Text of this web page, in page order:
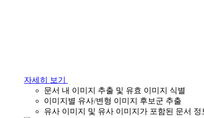
자세히 보기
문서 내 이미지 추출 및 유효 이미지 식별
이미지별 유사/변형 이미지 후보군 추출
유사 이미지 및 유사 이미지가 포함된 문서 정